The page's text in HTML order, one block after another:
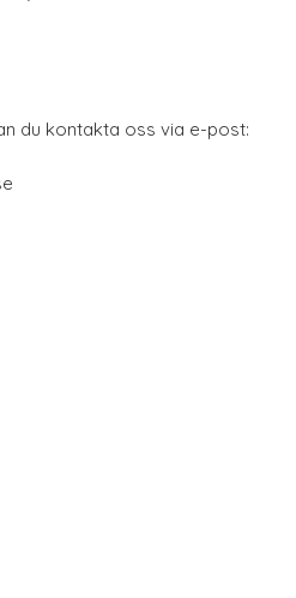
du kontakta oss via e-post: